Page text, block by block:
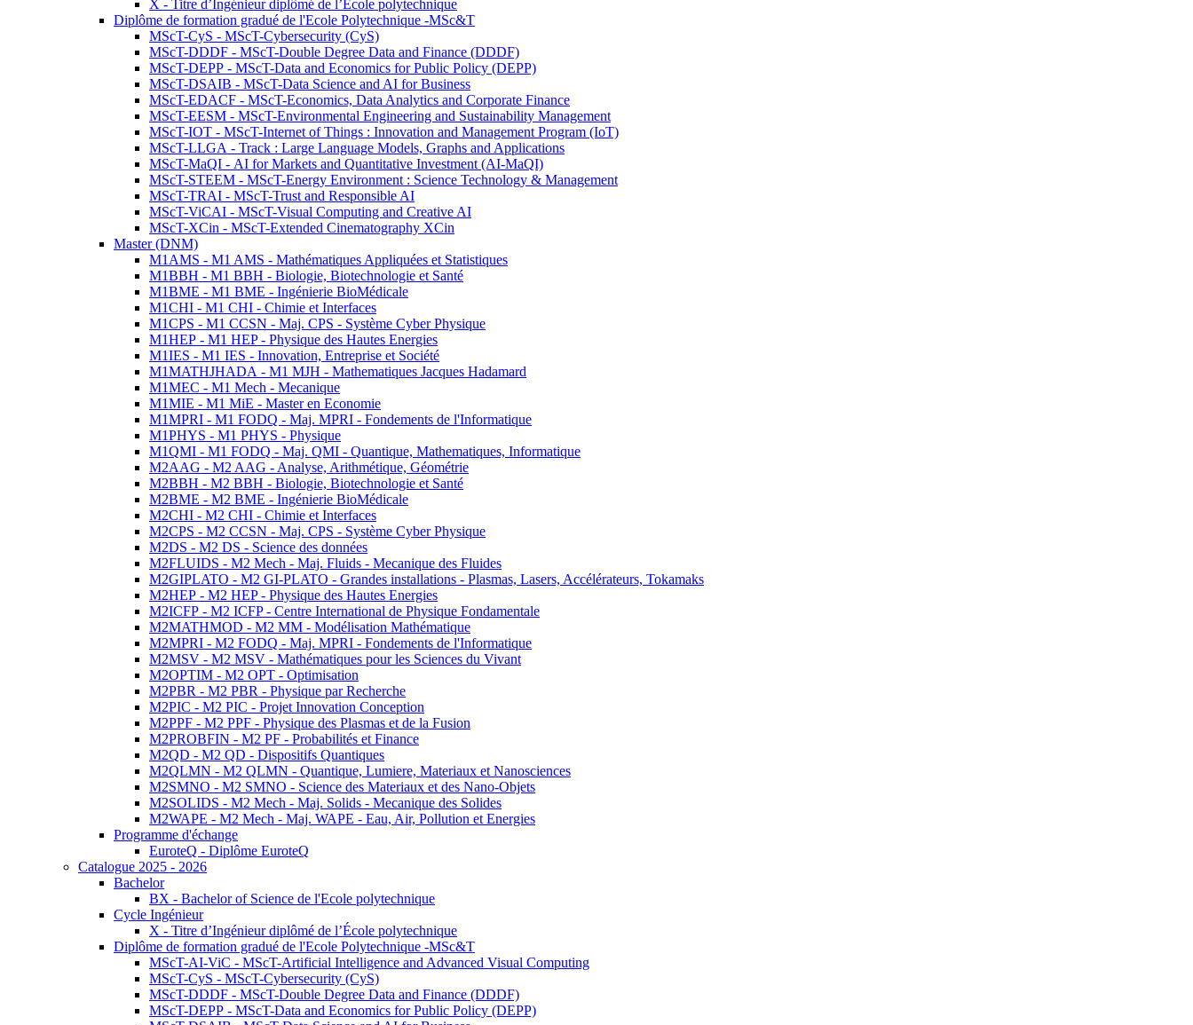
X - Titre d’Ingénieur diplômé de l’École polytechnique
Diplôme de formation gradué de l'Ecole Polytechnique -MSc&T
MScT-CyS - MScT-Cybersecurity (CyS)
MScT-DDDF - MScT-Double Degree Data and Finance (DDDF)
MScT-DEPP - MScT-Data and Economics for Public Policy (DEPP)
MScT-DSAIB - MScT-Data Science and AI for Business
MScT-EDACF - MScT-Economics, Data Analytics and Corporate Finance
MScT-EESM - MScT-Environmental Engineering and Sustainability Management
MScT-IOT - MScT-Internet of Things : Innovation and Management Program (IoT)
MScT-LLGA - Track : Large Language Models, Graphs and Applications
MScT-MaQI - AI for Markets and Quantitative Investment (AI-MaQI)
MScT-STEEM - MScT-Energy Environment : Science Technology & Management
MScT-TRAI - MScT-Trust and Responsible AI
MScT-ViCAI - MScT-Visual Computing and Creative AI
MScT-XCin - MScT-Extended Cinematography XCin
Master (DNM)
M1AMS - M1 AMS - Mathématiques Appliquées et Statistiques
M1BBH - M1 BBH - Biologie, Biotechnologie et Santé
M1BME - M1 BME - Ingénierie BioMédicale
M1CHI - M1 CHI - Chimie et Interfaces
M1CPS - M1 CCSN - Maj. CPS - Système Cyber Physique
M1HEP - M1 HEP - Physique des Hautes Energies
M1IES - M1 IES - Innovation, Entreprise et Société
M1MATHJHADA - M1 MJH - Mathematiques Jacques Hadamard
M1MEC - M1 Mech - Mecanique
M1MIE - M1 MiE - Master en Economie
M1MPRI - M1 FODQ - Maj. MPRI - Fondements de l'Informatique
M1PHYS - M1 PHYS - Physique
M1QMI - M1 FODQ - Maj. QMI - Quantique, Mathematiques, Informatique
M2AAG - M2 AAG - Analyse, Arithmétique, Géométrie
M2BBH - M2 BBH - Biologie, Biotechnologie et Santé
M2BME - M2 BME - Ingénierie BioMédicale
M2CHI - M2 CHI - Chimie et Interfaces
M2CPS - M2 CCSN - Maj. CPS - Système Cyber Physique
M2DS - M2 DS - Science des données
M2FLUIDS - M2 Mech - Maj. Fluids - Mecanique des Fluides
M2GIPLATO - M2 GI-PLATO - Grandes installations - Plasmas, Lasers, Accélérateurs, Tokamaks
M2HEP - M2 HEP - Physique des Hautes Energies
M2ICFP - M2 ICFP - Centre International de Physique Fondamentale
M2MATHMOD - M2 MM - Modélisation Mathématique
M2MPRI - M2 FODQ - Maj. MPRI - Fondements de l'Informatique
M2MSV - M2 MSV - Mathématiques pour les Sciences du Vivant
M2OPTIM - M2 OPT - Optimisation
M2PBR - M2 PBR - Physique par Recherche
M2PIC - M2 PIC - Projet Innovation Conception
M2PPF - M2 PPF - Physique des Plasmas et de la Fusion
M2PROBFIN - M2 PF - Probabilités et Finance
M2QD - M2 QD - Dispositifs Quantiques
M2QLMN - M2 QLMN - Quantique, Lumiere, Materiaux et Nanosciences
M2SMNO - M2 SMNO - Science des Materiaux et des Nano-Objets
M2SOLIDS - M2 Mech - Maj. Solids - Mecanique des Solides
M2WAPE - M2 Mech - Maj. WAPE - Eau, Air, Pollution et Energies
Programme d'échange
EuroteQ - Diplôme EuroteQ
Catalogue 2025 - 2026
Bachelor
BX - Bachelor of Science de l'Ecole polytechnique
Cycle Ingénieur
X - Titre d’Ingénieur diplômé de l’École polytechnique
Diplôme de formation gradué de l'Ecole Polytechnique -MSc&T
MScT-AI-ViC - MScT-Artificial Intelligence and Advanced Visual Computing
MScT-CyS - MScT-Cybersecurity (CyS)
MScT-DDDF - MScT-Double Degree Data and Finance (DDDF)
MScT-DEPP - MScT-Data and Economics for Public Policy (DEPP)